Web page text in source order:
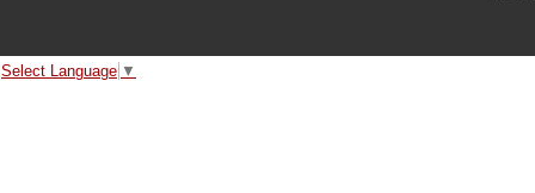
Select Language ▼